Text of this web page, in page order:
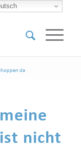
da
nicht